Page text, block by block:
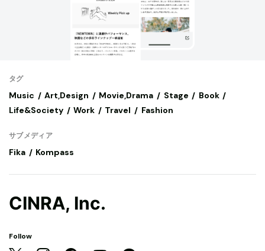
タグ
Music Art,Design Movie,Drama Stage
Book
Life&Society
Work Travel Fashion
サブメディア
Fika Kompass
CINRA, Inc.
Follow